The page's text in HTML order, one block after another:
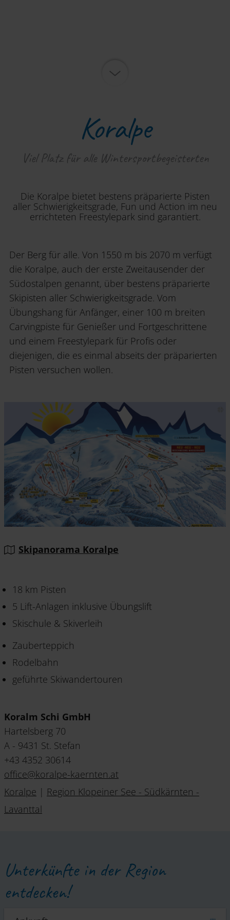
Koralpe
Viel Platz für alle Wintersportbegeisterten
Die Koralpe bietet bestens präparierte Pisten
aller Schwierigkeitsgrade, Fun und Action im neu
errichteten Freestylepark sind garantiert.
Der Berg für alle. Von 1550 m bis 2070 m verfügt
die Koralpe, auch der erste Zweitausender der
Südostalpen genannt, über bestens präparierte
Skipisten aller Schwierigkeitsgrade. Vom
Übungshang für Anfänger, einer 100 m breiten
Carvingpiste für Genießer und Fortgeschrittene
und einem Freestylepark für Profis oder
diejenigen, die es einmal abseits der präparierten
Pisten versuchen wollen.
Skipanorama Koralpe
18 km Pisten
5 Lift-Anlagen inklusive Übungslift
Skischule & Skiverleih
Zauberteppich
Rodelbahn
geführte Skiwandertouren
Koralm Schi GmbH
Hartelsberg 70
A - 9431 St. Stefan
+43 4352 30614
office@koralpe-kaernten at
Koralpe | Region Klopeiner See - Südkärnten -
Lavanttal
Unterkünfte in der Region
entdecken!